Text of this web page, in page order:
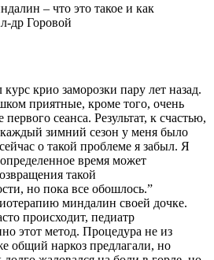
– что это такое и как
др Горовой
курс крио заморозки пару лет назад.
приятные, кроме того, очень
сеанса. Результат, к счастью,
зимний сезон у меня было
о такой проблеме я забыл. Я
время может
такой
но пока все обошлось.”
миндалин своей дочке.
происходит, педиатр
этот метод. Процедура не из
общий наркоз предлагали, но